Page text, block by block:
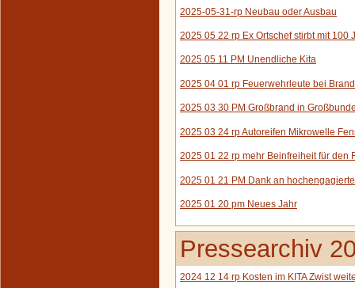
2025-05-31-rp Neubau oder Ausbau
2025 05 22 rp Ex Ortschef stirbt mit 100
2025 05 11 PM Unendliche Kita
2025 04 01 rp Feuerwehrleute bei
2025 03 30 PM Großbrand in
2025 03 24 rp Autoreifen Mikrowelle
2025 01 22 rp mehr Beinfreiheit für den
2025 01 21 PM Dank an
2025 01 20 pm Neues Jahr
Pressearchiv
2024 12 14 rp Kosten im KITA Zwist